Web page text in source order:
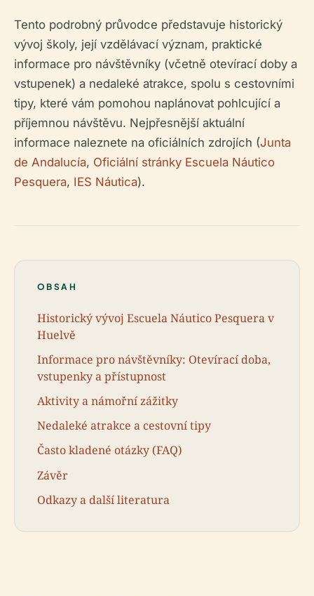
Tento podrobný průvodce představuje historický
vývoj školy, její vzdělávací význam, praktické
informace pro návštěvníky (včetně otevírací doby a
vstupenek) a nedaleké atrakce, spolu s cestovními
tipy, které vám pomohou naplánovat pohlcující a
příjemnou návštěvu. Nejpřesnější aktuální
informace naleznete na oficiálních zdrojích (Junta
de Andalucía, Oficiální stránky Escuela Náutico
Pesquera, IES Náutica).
OBSAH
Historický vývoj Escuela Náutico Pesquera v
Huelvě
Informace pro návštěvníky: Otevírací doba,
vstupenky a přístupnost
Aktivity a námořní zážitky
Nedaleké atrakce a cestovní tipy
Často kladené otázky (FAQ)
Závěr
Odkazy a další literatura